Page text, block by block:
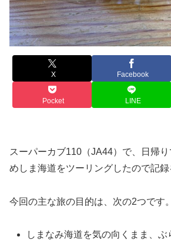
X Facebook
Pocket LINE
スーパーカブ110（JA44）で、日帰
めしま海道をツーリングしたので記録
今回の主な旅の目的は、次の2つです。
しまなみ海道を気の向くまま、ぶ